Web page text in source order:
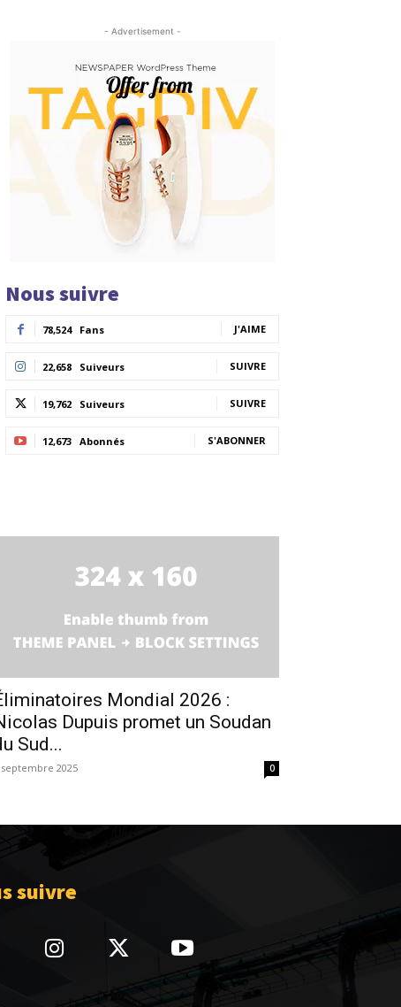
- Advertisement -
Nous suivre
78,524 Fans J'AIME
22,658 Suiveurs SUIVRE
19,762 Suiveurs SUIVRE
12,673 Abonnés S'ABONNER
Mondial 2026 :
Dupuis promet un Soudan
Sud...
2025 0
suivre